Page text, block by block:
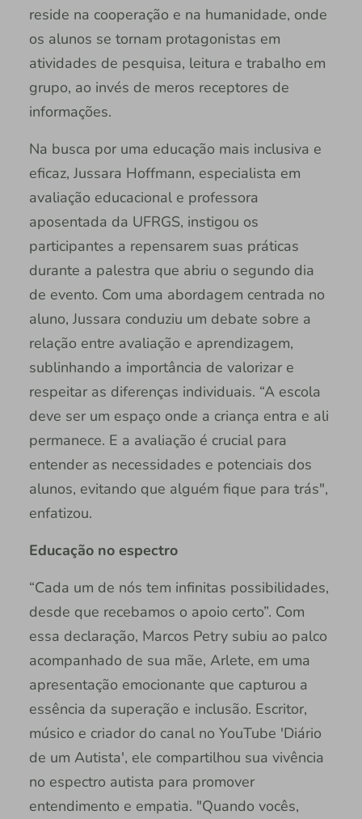
reside na cooperação e na humanidade, onde
os alunos se tornam protagonistas em
atividades de pesquisa, leitura e trabalho em
grupo, ao invés de meros receptores de
informações.
Na busca por uma educação mais inclusiva e
eficaz, Jussara Hoffmann, especialista em
avaliação educacional e professora
aposentada da UFRGS, instigou os
participantes a repensarem suas práticas
durante a palestra que abriu o segundo dia
de evento. Com uma abordagem centrada no
aluno, Jussara conduziu um debate sobre a
relação entre avaliação e aprendizagem,
sublinhando a importância de valorizar e
respeitar as diferenças individuais. “A escola
deve ser um espaço onde a criança entra e ali
permanece. E a avaliação é crucial para
entender as necessidades e potenciais dos
alunos, evitando que alguém fique para trás",
enfatizou.
Educação no espectro
“Cada um de nós tem infinitas possibilidades,
desde que recebamos o apoio certo”. Com
essa declaração, Marcos Petry subiu ao palco
acompanhado de sua mãe, Arlete, em uma
apresentação emocionante que capturou a
essência da superação e inclusão. Escritor,
músico e criador do canal no YouTube 'Diário
de um Autista', ele compartilhou sua vivência
no espectro autista para promover
entendimento e empatia. "Quando vocês,